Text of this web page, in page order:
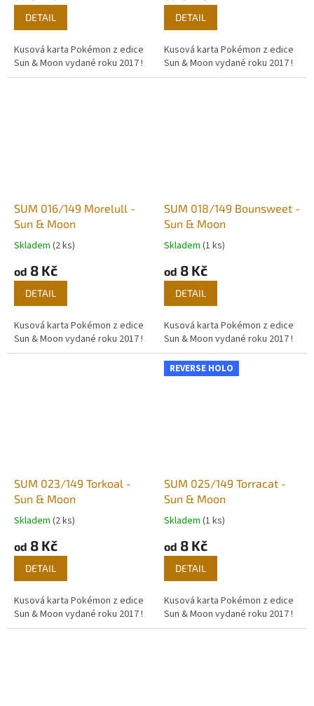
DETAIL
Kusová karta Pokémon z edice
Sun & Moon vydané roku 2017 !
DETAIL
Kusová karta Pokémon z edice
Sun & Moon vydané roku 2017 !
SUM 016/149 Morelull -
Sun & Moon
Skladem (2 ks)
od 8 Kč
DETAIL
Kusová karta Pokémon z edice
Sun & Moon vydané roku 2017 !
SUM 018/149 Bounsweet -
Sun & Moon
Skladem (1 ks)
od 8 Kč
DETAIL
Kusová karta Pokémon z edice
Sun & Moon vydané roku 2017 !
SUM 023/149 Torkoal -
Sun & Moon
Skladem (2 ks)
od 8 Kč
DETAIL
Kusová karta Pokémon z edice
Sun & Moon vydané roku 2017 !
REVERSE HOLO
SUM 025/149 Torracat -
Sun & Moon
Skladem (1 ks)
od 8 Kč
DETAIL
Kusová karta Pokémon z edice
Sun & Moon vydané roku 2017 !